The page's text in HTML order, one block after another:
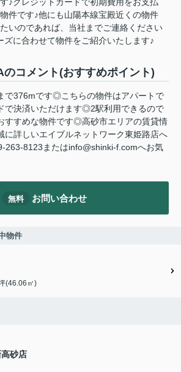
♪クレジットカードで初期費用をお支払
件です♪他にも山陽本線宝殿近くの物件
いのであれば、当社までご連絡ください
ズに合わせて物件をご紹介いたします♪
のコメント(おすすめポイント)
で376mです◎こちらの物件はアパートで
で決済いただけます◎2駅利用できるので
すすめな物件です◎高砂市エリアの賃貸情
に詳しいエイブルネットワーク東姫路店へ
263-8123またはinfo@shinki-f.comへお気
無料 お問い合わせ
物件
(46.06㎡)
砂店